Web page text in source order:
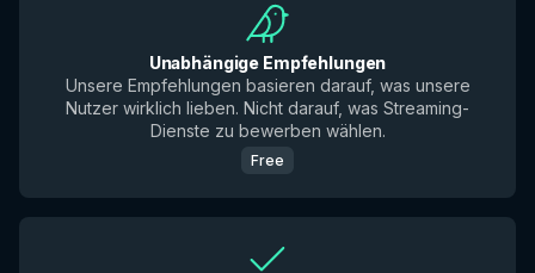
Unabhängige Empfehlungen
Unsere Empfehlungen basieren darauf, was unsere
Nutzer wirklich lieben. Nicht darauf, was Streaming-
Dienste zu bewerben wählen.
Free